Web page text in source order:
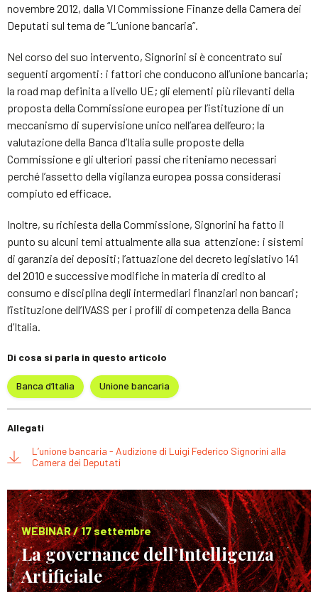
novembre 2012, dalla VI Commissione Finanze della Camera dei
Deputati sul tema de “L’unione bancaria”.
Nel corso del suo intervento, Signorini si è concentrato sui
seguenti argomenti: i fattori che conducono all’unione bancaria;
la road map definita a livello UE; gli elementi più rilevanti della
proposta della Commissione europea per l’istituzione di un
meccanismo di supervisione unico nell’area dell’euro; la
valutazione della Banca d’Italia sulle proposte della
Commissione e gli ulteriori passi che riteniamo necessari
perché l’assetto della vigilanza europea possa considerasi
compiuto ed efficace.
Inoltre, su richiesta della Commissione, Signorini ha fatto il
punto su alcuni temi attualmente alla sua attenzione: i sistemi
di garanzia dei depositi; l’attuazione del decreto legislativo 141
del 2010 e successive modifiche in materia di credito al
consumo e disciplina degli intermediari finanziari non bancari;
l’istituzione dell’IVASS per i profili di competenza della Banca
d’Italia.
Di cosa si parla in questo articolo
Banca d’Italia Unione bancaria
Allegati
L’unione bancaria - Audizione di Luigi Federico Signorini alla
Camera dei Deputati
WEBINAR / 17 settembre
La governance dell’Intelligenza
Artificiale